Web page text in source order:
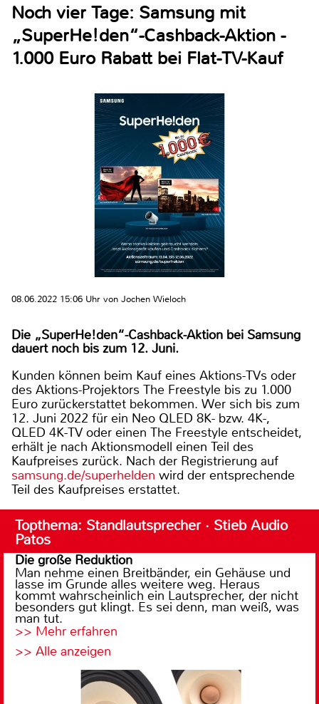
Noch vier Tage: Samsung mit
„SuperHe!den“-Cashback-Aktion -
1.000 Euro Rabatt bei Flat-TV-Kauf
08.06.2022 15:06 Uhr von Jochen Wieloch
Die „SuperHe!den“-Cashback-Aktion bei Samsung
dauert noch bis zum 12. Juni.
Kunden können beim Kauf eines Aktions-TVs oder
des Aktions-Projektors The Freestyle bis zu 1.000
Euro zurückerstattet bekommen. Wer sich bis zum
12. Juni 2022 für ein Neo QLED 8K- bzw. 4K-,
QLED 4K-TV oder einen The Freestyle entscheidet,
erhält je nach Aktionsmodell einen Teil des
Kaufpreises zurück. Nach der Registrierung auf
samsung.de/superhelden wird der entsprechende
Teil des Kaufpreises erstattet.
Topthema: Standlautsprecher · Stieb Audio
Patos
Die große Reduktion
Man nehme einen Breitbänder, ein Gehäuse und
lasse im Grunde alles weitere weg. Heraus
kommt wahrscheinlich ein Lautsprecher, der nicht
besonders gut klingt. Es sei denn, man weiß, was
man tut.
>> Mehr erfahren
>> Alle anzeigen